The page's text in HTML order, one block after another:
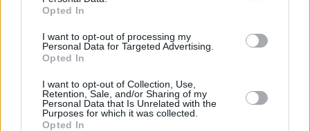
visitando nuestra política de privacidad.
Opted In
I want to opt-out of processing my
Personal Data for Targeted Advertising.
Opted In
I want to opt-out of Collection, Use,
Retention, Sale, and/or Sharing of my
Personal Data that Is Unrelated with the
Purposes for which it was collected.
Opted In